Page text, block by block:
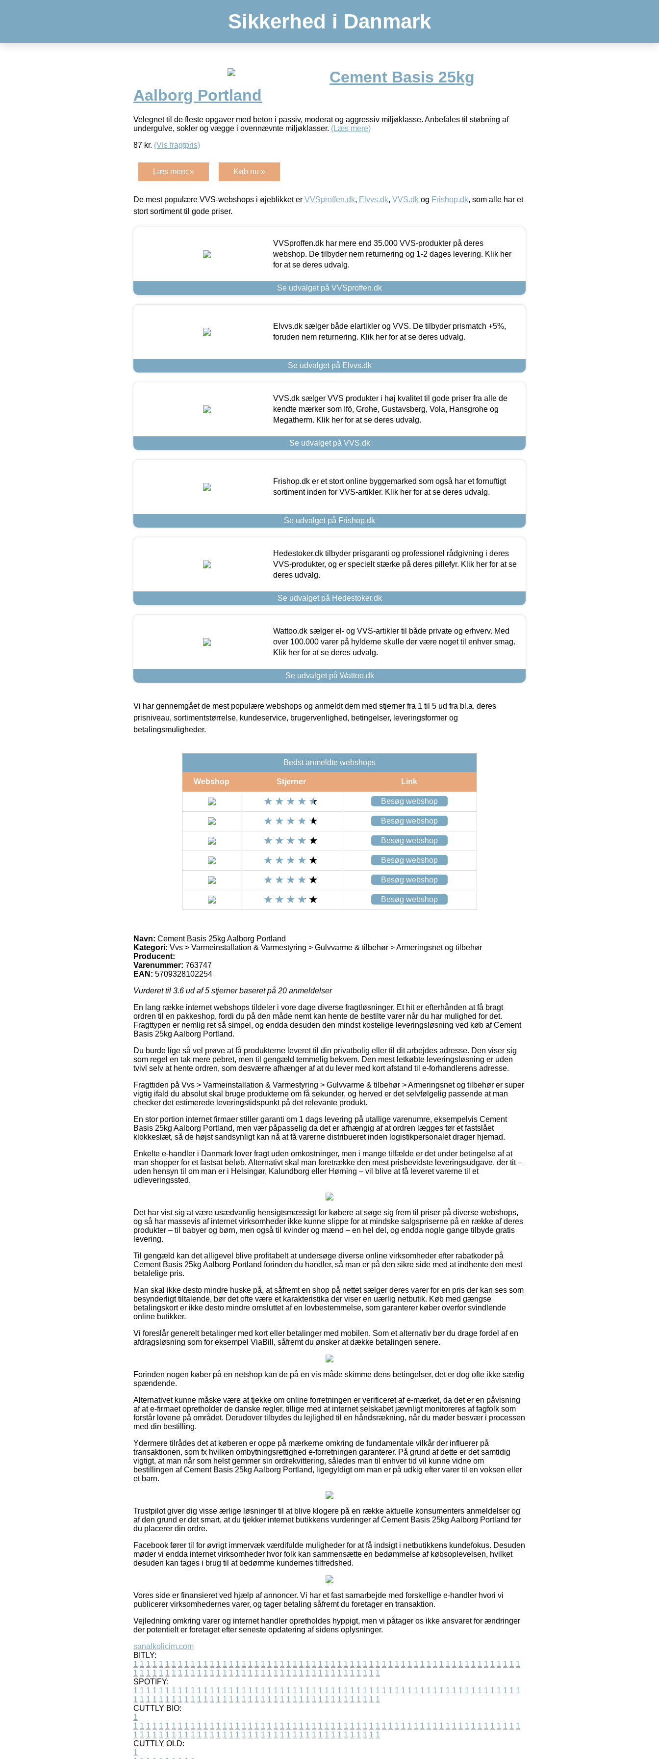
Sikkerhed i Danmark
Cement Basis 25kg
Aalborg Portland
Velegnet til de fleste opgaver med beton i passiv, moderat og aggressiv miljøklasse. Anbefales til støbning af
undergulve, sokler og vægge i ovennævnte miljøklasser. (Læs mere)
87 kr. (Vis fragtpris)
Læs mere » Køb nu »
De mest populære VVS-webshops i øjeblikket er VVSproffen.dk, Elvvs.dk, VVS.dk og Frishop.dk, som alle har et
stort sortiment til gode priser.
VVSproffen.dk har mere end 35.000 VVS-produkter på deres
webshop. De tilbyder nem returnering og 1-2 dages levering. Klik her
for at se deres udvalg.
Se udvalget på VVSproffen.dk
Elvvs.dk sælger både elartikler og VVS. De tilbyder prismatch +5%,
foruden nem returnering. Klik her for at se deres udvalg.
Se udvalget på Elvvs.dk
VVS.dk sælger VVS produkter i høj kvalitet til gode priser fra alle de
kendte mærker som Ifö, Grohe, Gustavsberg, Vola, Hansgrohe og
Megatherm. Klik her for at se deres udvalg.
Se udvalget på VVS.dk
Frishop.dk er et stort online byggemarked som også har et fornuftigt
sortiment inden for VVS-artikler. Klik her for at se deres udvalg.
Se udvalget på Frishop.dk
Hedestoker.dk tilbyder prisgaranti og professionel rådgivning i deres
VVS-produkter, og er specielt stærke på deres pillefyr. Klik her for at se
deres udvalg.
Se udvalget på Hedestoker.dk
Wattoo.dk sælger el- og VVS-artikler til både private og erhverv. Med
over 100.000 varer på hylderne skulle der være noget til enhver smag.
Klik her for at se deres udvalg.
Se udvalget på Wattoo.dk
Vi har gennemgået de mest populære webshops og anmeldt dem med stjerner fra 1 til 5 ud fra bl.a. deres
prisniveau, sortimentstørrelse, kundeservice, brugervenlighed, betingelser, leveringsformer og
betalingsmuligheder.
Bedst anmeldte webshops
Webshop Stjerner Link
Besøg webshop
Besøg webshop
Besøg webshop
Besøg webshop
Besøg webshop
Besøg webshop
Navn: Cement Basis 25kg Aalborg Portland
Kategori: Vvs > Varmeinstallation & Varmestyring > Gulvvarme & tilbehør > Armeringsnet og tilbehør
Producent:
Varenummer: 763747
EAN: 5709328102254
Vurderet til 3.6 ud af 5 stjerner baseret på 20 anmeldelser
En lang række internet webshops tildeler i vore dage diverse fragtløsninger. Et hit er efterhånden at få bragt
ordren til en pakkeshop, fordi du på den måde nemt kan hente de bestilte varer når du har mulighed for det.
Fragttypen er nemlig ret så simpel, og endda desuden den mindst kostelige leveringsløsning ved køb af Cement
Basis 25kg Aalborg Portland.
Du burde lige så vel prøve at få produkterne leveret til din privatbolig eller til dit arbejdes adresse. Den viser sig
som regel en tak mere pebret, men til gengæld temmelig bekvem. Den mest letkøbte leveringsløsning er uden
tvivl selv at hente ordren, som desværre afhænger af at du lever med kort afstand til e-forhandlerens adresse.
Fragttiden på Vvs > Varmeinstallation & Varmestyring > Gulvvarme & tilbehør > Armeringsnet og tilbehør er super
vigtig ifald du absolut skal bruge produkterne om få sekunder, og herved er det selvfølgelig passende at man
checker det estimerede leveringstidspunkt på det relevante produkt.
En stor portion internet firmaer stiller garanti om 1 dags levering på utallige varenumre, eksempelvis Cement
Basis 25kg Aalborg Portland, men vær påpasselig da det er afhængig af at ordren lægges før et fastslået
klokkeslæt, så de højst sandsynligt kan nå at få varerne distribueret inden logistikpersonalet drager hjemad.
Enkelte e-handler i Danmark lover fragt uden omkostninger, men i mange tilfælde er det under betingelse af at
man shopper for et fastsat beløb. Alternativt skal man foretrække den mest prisbevidste leveringsudgave, der tit –
uden hensyn til om man er i Helsingør, Kalundborg eller Hørning – vil blive at få leveret varerne til et
udleveringssted.
Det har vist sig at være usædvanlig hensigtsmæssigt for købere at søge sig frem til priser på diverse webshops,
og så har massevis af internet virksomheder ikke kunne slippe for at mindske salgspriserne på en række af deres
produkter – til babyer og børn, men også til kvinder og mænd – en hel del, og endda nogle gange tilbyde gratis
levering.
Til gengæld kan det alligevel blive profitabelt at undersøge diverse online virksomheder efter rabatkoder på
Cement Basis 25kg Aalborg Portland forinden du handler, så man er på den sikre side med at indhente den mest
betalelige pris.
Man skal ikke desto mindre huske på, at såfremt en shop på nettet sælger deres varer for en pris der kan ses som
besynderligt tiltalende, bør det ofte være et karakteristika der viser en uærlig netbutik. Køb med gængse
betalingskort er ikke desto mindre omsluttet af en lovbestemmelse, som garanterer køber overfor svindlende
online butikker.
Vi foreslår generelt betalinger med kort eller betalinger med mobilen. Som et alternativ bør du drage fordel af en
afdragsløsning som for eksempel ViaBill, såfremt du ønsker at dække betalingen senere.
Forinden nogen køber på en netshop kan de på en vis måde skimme dens betingelser, det er dog ofte ikke særlig
spændende.
Alternativet kunne måske være at tjekke om online forretningen er verificeret af e-mærket, da det er en påvisning
af at e-firmaet opretholder de danske regler, tillige med at internet selskabet jævnligt monitoreres af fagfolk som
forstår lovene på området. Derudover tilbydes du lejlighed til en håndsrækning, når du møder besvær i processen
med din bestilling.
Ydermere tilrådes det at køberen er oppe på mærkerne omkring de fundamentale vilkår der influerer på
transaktionen, som fx hvilken ombytningsrettighed e-forretningen garanterer. På grund af dette er det samtidig
vigtigt, at man når som helst gemmer sin ordrekvittering, således man til enhver tid vil kunne vidne om
bestillingen af Cement Basis 25kg Aalborg Portland, ligegyldigt om man er på udkig efter varer til en voksen eller
et barn.
Trustpilot giver dig visse ærlige løsninger til at blive klogere på en række aktuelle konsumenters anmeldelser og
af den grund er det smart, at du tjekker internet butikkens vurderinger af Cement Basis 25kg Aalborg Portland før
du placerer din ordre.
Facebook fører til for øvrigt immervæk værdifulde muligheder for at få indsigt i netbutikkens kundefokus. Desuden
møder vi endda internet virksomheder hvor folk kan sammensætte en bedømmelse af købsoplevelsen, hvilket
desuden kan tages i brug til at bedømme kundernes tilfredshed.
Vores side er finansieret ved hjælp af annoncer. Vi har et fast samarbejde med forskellige e-handler hvori vi
publicerer virksomhedernes varer, og tager betaling såfremt du foretager en transaktion.
Vejledning omkring varer og internet handler opretholdes hyppigt, men vi påtager os ikke ansvaret for ændringer
der potentielt er foretaget efter seneste opdatering af sidens oplysninger.
sanalkolicim.com
BITLY:
1 1 1 1 1 1 1 1 1 1 1 1 1 1 1 1 1 1 1 1 1 1 1 1 1 1 1 1 1 1 1 1 1 1 1 1 1 1 1 1 1 1 1 1 1 1 1 1 1 1 1 1 1 1 1 1 1 1 1 1 1
1 1 1 1 1 1 1 1 1 1 1 1 1 1 1 1 1 1 1 1 1 1 1 1 1 1 1 1 1 1 1 1 1 1 1 1 1 1 1
SPOTIFY:
1 1 1 1 1 1 1 1 1 1 1 1 1 1 1 1 1 1 1 1 1 1 1 1 1 1 1 1 1 1 1 1 1 1 1 1 1 1 1 1 1 1 1 1 1 1 1 1 1 1 1 1 1 1 1 1 1 1 1 1 1
1 1 1 1 1 1 1 1 1 1 1 1 1 1 1 1 1 1 1 1 1 1 1 1 1 1 1 1 1 1 1 1 1 1 1 1 1 1 1
CUTTLY BIO:
1
1 1 1 1 1 1 1 1 1 1 1 1 1 1 1 1 1 1 1 1 1 1 1 1 1 1 1 1 1 1 1 1 1 1 1 1 1 1 1 1 1 1 1 1 1 1 1 1 1 1 1 1 1 1 1 1 1 1 1 1 1
1 1 1 1 1 1 1 1 1 1 1 1 1 1 1 1 1 1 1 1 1 1 1 1 1 1 1 1 1 1 1 1 1 1 1 1 1 1 1
CUTTLY OLD:
1